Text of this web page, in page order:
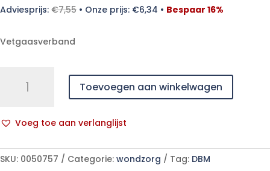
Adviesprijs: €7,55 • Onze prijs: €6,34 • Bespaar 16%
Vetgaasverband
7404
Toevoegen aan winkelwagen
Voeg toe aan verlanglijst
l
t
SKU: 0050757 Categorie: wondzorg Tag: DBM